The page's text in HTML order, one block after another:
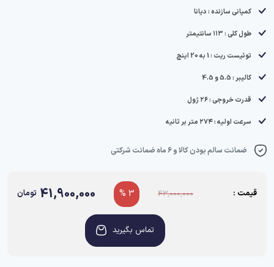
کمپانی سازنده : دیانا
طول کلی : ۱۱۳ سانتیمتر
توئیست ریت : 1 به 20 اینچ
کالیبر : 5.5 و 4.5
قدرت خروجی : ۲۶ ژول
سرعت اولیه : ۲۷۴ متر بر ثانیه
ضمانت سالم بودن کالا و 6 ماه ضمانت شرکتی
قیمت : 43,000,000
3 %
41,900,000 تومان
تماس بگیرید